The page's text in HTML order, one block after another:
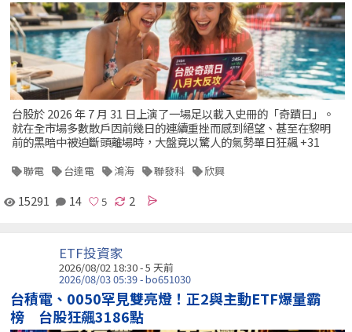
台股於 2026 年 7 月 31 日上演了一場足以載入史冊的「奇蹟日」。
就在全市場多數散戶因前幾日的連續重挫而感到絕望、甚至在黎明
前的黑暗中被迫斷頭離場時，大盤竟以驚人的氣勢單日狂飆 +31
聯電 台達電 鴻海 聯發科 欣興
15291 14 2
ETF投資家
2026/08/02 18:30 - 5 天前
2026/08/03 05:39 - bo651030
台積電、0050罕見雙亮燈！正2與主動ETF爆量霸
榜 台股狂飆3186點